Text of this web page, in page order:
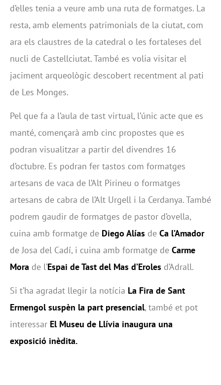
d’elles tenia a veure amb una ruta de formatges. La
resta, amb elements patrimonials de la ciutat, com
ara els claustres de la catedral o les fortaleses del
nucli de Castellciutat. També es volia visitar el
jaciment arqueològic descobert recentment al pati
de Les Monges.
Pel que fa a l’aula de tast virtual, l’únic acte que es
manté, començarà amb cinc propostes que es
podran visualitzar a partir del divendres 16
d’octubre. Es podran fer tastos com formatges
artesans de vaca de l’Alt Pirineu o formatges
artesans de cabra de l’Alt Urgell i la Cerdanya. També
podrem gaudir de formatges de pastor d’ovella,
cuina amb formatge de Diego Alías de Ca l’Amador
de Josa del Cadí, i cuina amb formatge de Carme
Mora de l’Espai de Tast del Mas d’Eroles d’Adrall.
Si t’ha agradat llegir la notícia La Fira de Sant
Ermengol suspèn la part presencial, també et pot
interessar El Museu de Llívia inaugura una
exposició inèdita.